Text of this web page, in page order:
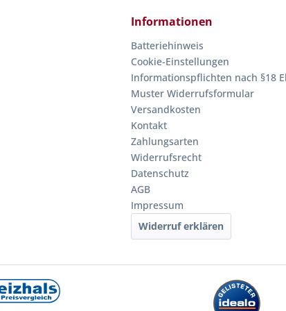
Informationen
Batteriehinweis
Cookie-Einstellungen
Informationspflichten nach §18
Muster Widerrufsformular
Versandkosten
Kontakt
Zahlungsarten
Widerrufsrecht
Datenschutz
AGB
Impressum
Widerruf erklären